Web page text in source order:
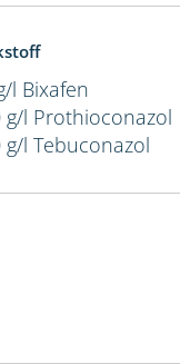
l Bixafen
g/l Prothioconazol
g/l Tebuconazol